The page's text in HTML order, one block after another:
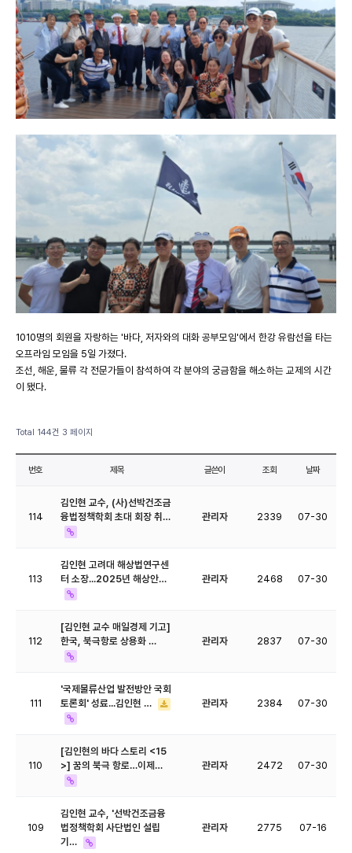
1010명의 회원을 자랑하는 '바다, 저자와의 대화 공부모임'에서 한강 유람선을 타는
오프라임 모임을 5일 가졌다.
조선, 해운, 물류 각 전문가들이 참석하여 각 분야의 궁금함을 해소하는 교제의 시간
이 됐다.
Total 144건 3 페이지
번호 제목 글쓴이 조회 날짜
114
김인현 교수, (사)선박건조금
융법정책학회 초대 회장 취…
관리자 2339 07-30
113
김인현 고려대 해상법연구센
터 소장...2025년 해상안…
관리자 2468 07-30
112
[김인현 교수 매일경제 기고]
한국, 북극항로 상용화 …
관리자 2837 07-30
111
'국제물류산업 발전방안 국회
토론회' 성료...김인현 …
관리자 2384 07-30
110
[김인현의 바다 스토리 <15
>] 꿈의 북극 항로…이제…
관리자 2472 07-30
109
김인현 교수, '선박건조금융
법정책학회 사단법인 설립
기…
관리자 2775 07-16